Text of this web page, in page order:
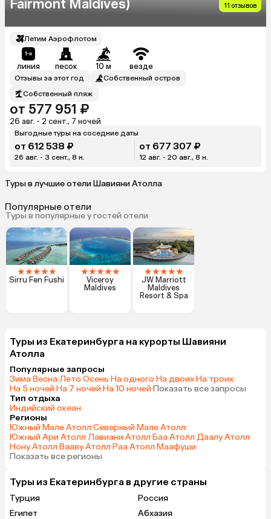
Fairmont Maldives) 11 отзывов
Летим Аэрофлотом
линия песок 10 м везде
Отзывы за этот год
Собственный остров
Собственный пляж
от 577 951 ₽
26 авг. - 2 сент., 7 ночей
Выгодные туры на соседние даты
от 612 538 ₽
26 авг. - 3 сент., 8 н.
от 677 307 ₽
12 авг. - 20 авг., 8 н.
Туры в лучшие отели Шавияни Атолла
Популярные отели
Туры в популярные у гостей отели
★★★★★
Sirru Fen Fushi
★★★★★
Viceroy
Maldives
★★★★★
JW Marriott
Maldives
Resort & Spa
Туры из Екатеринбурга на курорты Шавияни
Атолла
Популярные запросы
Зима·Весна·Лето·Осень·На одного·На двоих·На троих·
На 5 ночей·На 7 ночей·На 10 ночей·Показать все запросы
Тип отдыха
Индийский океан
Регионы
Южный Мале Атолл·Северный Мале Атолл·
Южный Ари Атолл·Лавиани Атолл·Баа Атолл·Даалу Атолл·
Нону Атолл·Вааву Атолл·Раа Атолл·Маафуши·
Показать все регионы
Туры из Екатеринбурга в другие страны
Турция
Россия
Египет
Абхазия